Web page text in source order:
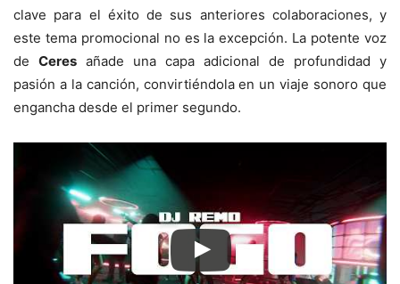
clave para el éxito de sus anteriores colaboraciones, y
este tema promocional no es la excepción. La potente voz
de Ceres añade una capa adicional de profundidad y
pasión a la canción, convirtiéndola en un viaje sonoro que
engancha desde el primer segundo.